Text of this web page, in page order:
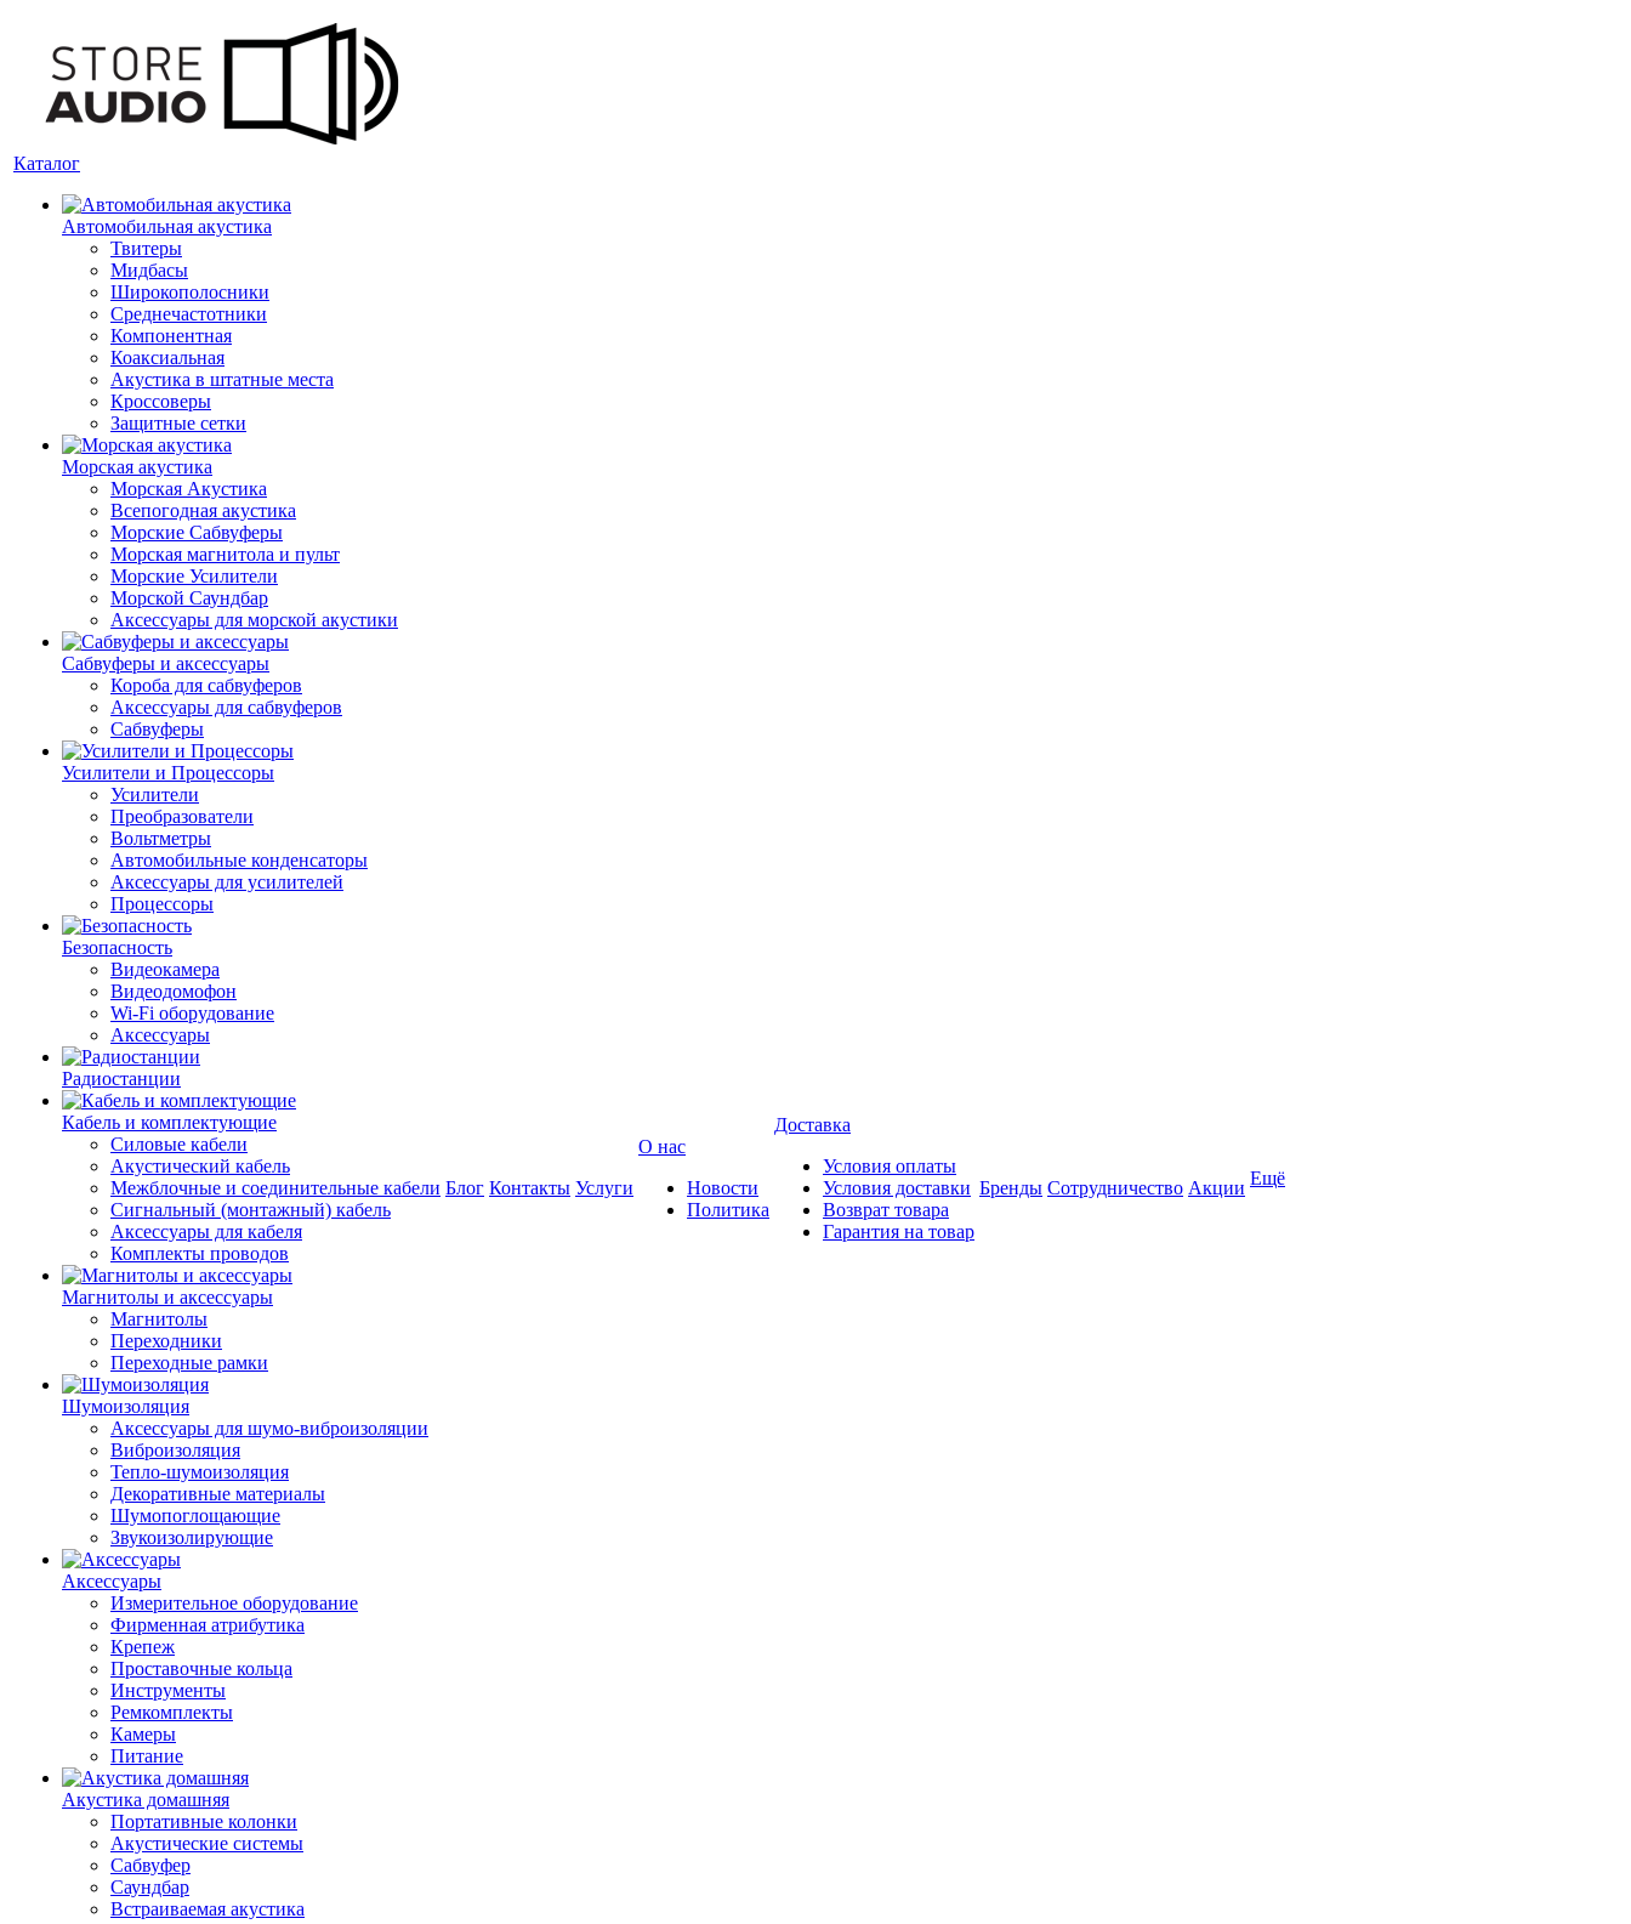
Каталог
Автомобильная акустика
Твитеры
Мидбасы
Широкополосники
Среднечастотники
Компонентная
Коаксиальная
Акустика в штатные места
Кроссоверы
Защитные сетки
Морская акустика
Морская Акустика
Всепогодная акустика
Морские Сабвуферы
Морская магнитола и пульт
Морские Усилители
Морской Cаундбар
Аксессуары для морской акустики
Сабвуферы и аксессуары
Короба для сабвуферов
Аксессуары для сабвуферов
Сабвуферы
Усилители и Процессоры
Усилители
Преобразователи
Вольтметры
Автомобильные конденсаторы
Аксессуары для усилителей
Процессоры
Безопасность
Видеокамера
Видеодомофон
Wi-Fi оборудование
Аксессуары
Радиостанции
Кабель и комплектующие
Силовые кабели
Акустический кабель
Межблочные и соединительные кабели
Сигнальный (монтажный) кабель
Аксессуары для кабеля
Комплекты проводов
Магнитолы и аксессуары
Магнитолы
Переходники
Переходные рамки
Шумоизоляция
Аксессуары для шумо-виброизоляции
Виброизоляция
Тепло-шумоизоляция
Декоративные материалы
Шумопоглощающие
Звукоизолирующие
Аксессуары
Измерительное оборудование
Фирменная атрибутика
Крепеж
Проставочные кольца
Инструменты
Ремкомплекты
Камеры
Питание
Акустика домашняя
Портативные колонки
Акустические системы
Сабвуфер
Саундбар
Встраиваемая акустика
Блог Контакты Услуги
О нас
Новости
Политика
Доставка
Условия оплаты
Условия доставки
Возврат товара
Гарантия на товар
Бренды Сотрудничество Акции Ещё